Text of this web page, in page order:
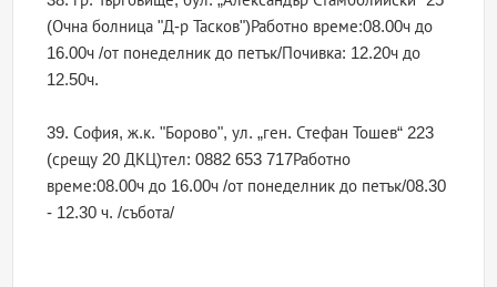
(Очна болница "Д-р Тасков")Работно време:08.00ч до
16.00ч /от понеделник до петък/Почивка: 12.20ч до
12.50ч.
39. София, ж.к. "Борово", ул. „ген. Стефан Тошев“ 223
(срещу 20 ДКЦ)тел: 0882 653 717Работно
време:08.00ч до 16.00ч /от понеделник до петък/08.30
- 12.30 ч. /събота/